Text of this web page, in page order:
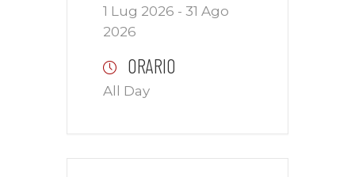
1 Lug 2026 - 31 Ago
2026
ORARIO
All Day